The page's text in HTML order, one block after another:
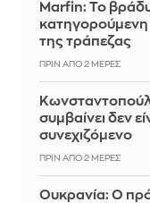
Marfin: Το
της τράπεζας
ΠΡΙΝ ΑΠΌ 2 ΜΈΡΕΣ
συμβαίνει δεν
συνεχιζόμενο
ΠΡΙΝ ΑΠΌ 2 ΜΈΡΕΣ
Ουκρανία: Ο